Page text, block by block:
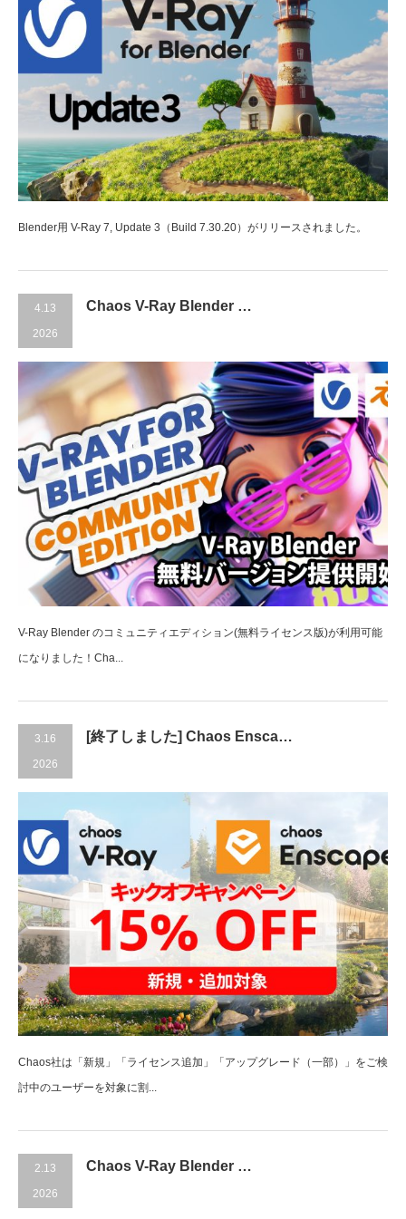
Blender用 V-Ray 7, Update 3（Build 7.30.20）がリリースされました。
4.13
2026
Chaos V-Ray Blender …
V-Ray Blender のコミュニティエディション(無料ライセンス版)が利用可能
になりました！Cha...
3.16
2026
[終了しました] Chaos Ensca…
Chaos社は「新規」「ライセンス追加」「アップグレード（一部）」をご検
討中のユーザーを対象に割...
2.13
2026
Chaos V-Ray Blender …